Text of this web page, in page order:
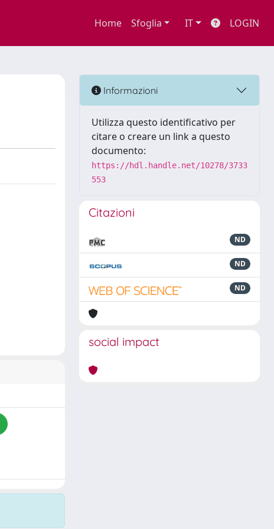
Home Sfoglia IT LOGIN
Informazioni
Utilizza questo identificativo per
citare o creare un link a questo
documento:
https://hdl.handle.net/10278/3733
553
Citazioni
ND
ND
ND
social impact